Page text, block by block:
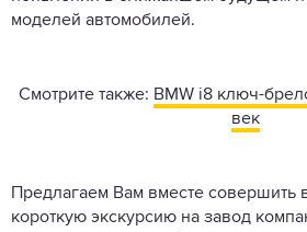
моделей автомобилей.
Смотрите также: BMW i8 ключ-
век
Предлагаем Вам вместе совершить
короткую экскурсию на завод